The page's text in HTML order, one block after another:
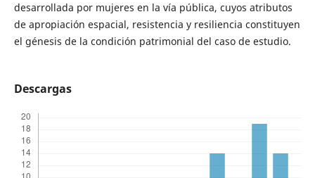
desarrollada por mujeres en la vía pública, cuyos atributos
de apropiación espacial, resistencia y resiliencia constituyen
el génesis de la condición patrimonial del caso de estudio.
Descargas